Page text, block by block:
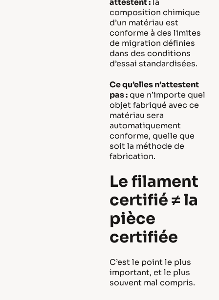
attestent :la
composition chimique
d’un matériau est
conforme à des limites
de migration définies
dans des conditions
d’essai standardisées.
Ce qu’elles n’attestent
pas :que n’importe quel
objet fabriqué avec ce
matériau sera
automatiquement
conforme, quelle que
soit la méthode de
fabrication.
Le filament
certifié ≠ la
pièce
certifiée
C’est le point le plus
important, et le plus
souvent mal compris.